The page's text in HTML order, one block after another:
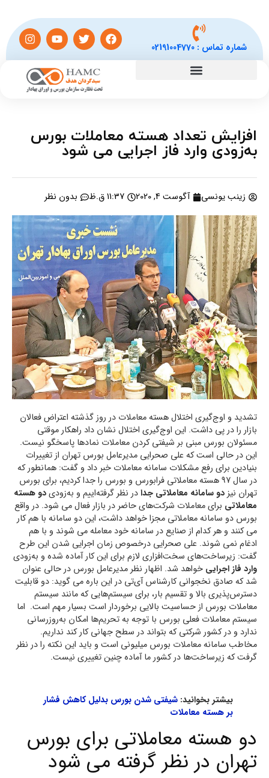
شماره تماس :02191004770
افزایش تعداد هسته معاملات بورس
به‌زودی وارد فاز اجرایی می شود
زینب یونسی آگوست 4, 2020 11:37 ق.ظ بدون نظر
تشدید و اوج‌گیری اختلال هسته معاملات در روز گذشته اعتراض فعالان
بازار را در پی داشت. این اوج‌گیری اختلال نشان داد راهکار موقتی
مسئولان بورس مبنی بر شیفتی کردن معاملات نمادها پاسخگو نیست.
این در حالی است که علی صحرایی مدیرعامل بورس تهران از تغییرات
بنیادین برای رفع مشکلات سامانه معاملات خبر داد و گفت: همانطور که
در سال 97 هسته معاملاتی فرابورس و بورس را جدا کردیم، برای بورس
تهران نیزدو سامانه معاملاتی جدادر نظر گرفته‌اییم و به‌زودیدو هسته
معاملاتی برای معاملات شرکت‌های حاضر در بازار فعال می شود. در واقع
بورس دو سامانه معاملاتی مجزا خواهد داشت، این دو سامانه با هم کار
می کنند و هر کدام از صنایع در سامانه خود معامله می شوند و با هم
ادغام نمی شوند. علی صحرایی درخصوص زمان اجرایی شدن این طرح
گفت: زیرساخت‌های سخت‌افزاری لازم برای این کار آماده شده و به‌زودی
وارد فاز اجرایی خواهد شد. اظهار نظر مدیرعامل بورس در حالی عنوان
شد که صادق نخجوانی کارشناس آی‌تی در این باره می گوید: دو قابلیت
دسترس‌پذیری بالا و تقسیم بار، برای سیستم‌هایی که مانند سیستم
معاملات بورس از حساسیت بالایی برخوردار است بسیار مهم است. اما
سیستم معاملات فعلی بورس با توجه به تحریم‌ها امکان به‌روز‌رسانی
ندارد و در کشور شرکتی که بتواند در سطح جهانی کار کند نداریم.
مخاطب سامانه معاملات بورس میلیونی است و باید این نکته را در نظر
گرفت که زیرساخت‌ها در کشور ما آماده چنین تغییری نیست.
بیشتر بخوانید: شیفتی شدن بورس بدلیل کاهش فشار
بر هسته معاملات
دو هسته معاملاتی برای بورس
تهران در نظر گرفته می شود